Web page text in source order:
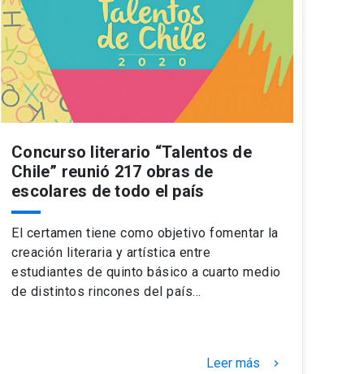
Concurso literario “Talentos de
Chile” reunió 217 obras de
escolares de todo el país
El certamen tiene como objetivo fomentar la
creación literaria y artística entre
estudiantes de quinto básico a cuarto medio
de distintos rincones del país…
Leer más keyboard_arrow_right